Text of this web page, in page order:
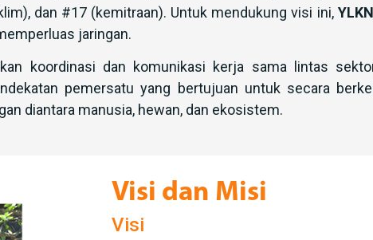
dan #17 (kemitraan). Untuk mendukung visi ini, YLKN
jaringan.
koordinasi dan komunikasi kerja sama lintas
pemersatu yang bertujuan untuk secara
diantara manusia, hewan, dan ekosistem.
Visi dan Misi
Visi